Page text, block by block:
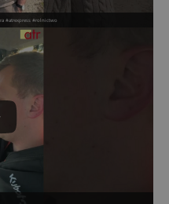
#atrexpress #rolnictwo